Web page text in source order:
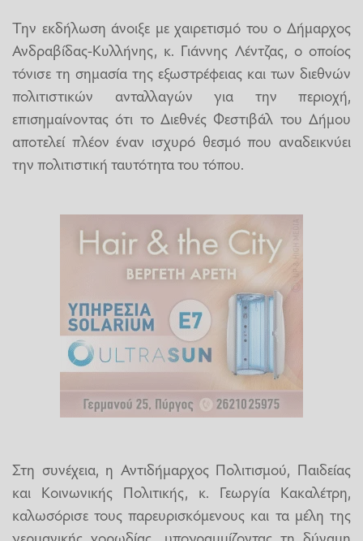
​Την εκδήλωση άνοιξε με χαιρετισμό του ο Δήμαρχος
Ανδραβίδας-Κυλλήνης, κ. Γιάννης Λέντζας, ο οποίος
τόνισε τη σημασία της εξωστρέφειας και των διεθνών
πολιτιστικών ανταλλαγών για την περιοχή,
επισημαίνοντας ότι το Διεθνές Φεστιβάλ του Δήμου
αποτελεί πλέον έναν ισχυρό θεσμό που αναδεικνύει
την πολιτιστική ταυτότητα του τόπου.
​Στη συνέχεια, η Αντιδήμαρχος Πολιτισμού, Παιδείας
και Κοινωνικής Πολιτικής, κ. Γεωργία Κακαλέτρη,
καλωσόρισε τους παρευρισκόμενους και τα μέλη της